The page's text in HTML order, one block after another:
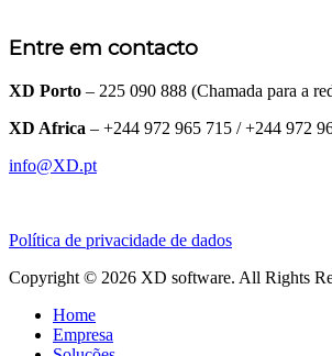
Entre em contacto
XD Porto – 225 090 888 (Chamada para a
XD Africa – +244 972 965 715 / +244 972
info@XD.pt
Política de privacidade de dados
Copyright © 2026 XD software. All Rights
Home
Empresa